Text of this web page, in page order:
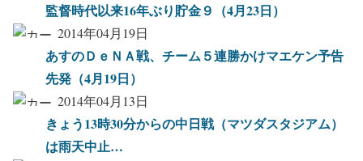
監督時代以来16年ぶり貯金９（4月23日）
2014年04月19日
あすのＤｅＮＡ戦、チーム５連勝かけマエケン予告
先発（4月19日）
2014年04月13日
きょう13時30分からの中日戦（マツダスタジアム）
は雨天中止…